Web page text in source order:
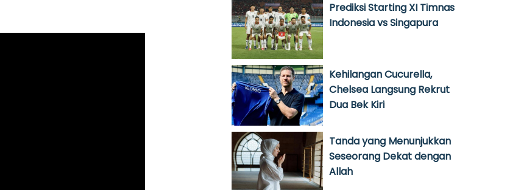
Prediksi Starting XI Timnas
Indonesia vs Singapura
Kehilangan Cucurella,
Chelsea Langsung Rekrut
Dua Bek Kiri
Tanda yang Menunjukkan
Seseorang Dekat dengan
Allah